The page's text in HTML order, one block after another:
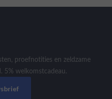
proefnotities en zeldzame
5% welkomstcadeau.